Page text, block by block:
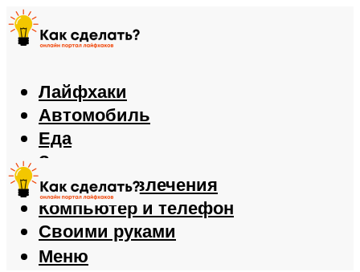
Лайфхаки
Автомобиль
Еда
Здоровье
Игры и развлечения
Компьютер и телефон
Своими руками
Меню